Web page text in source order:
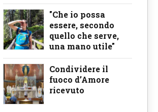
"Che io possa
essere, secondo
quello che serve,
una mano utile"
Condividere il
fuoco d’Amore
ricevuto